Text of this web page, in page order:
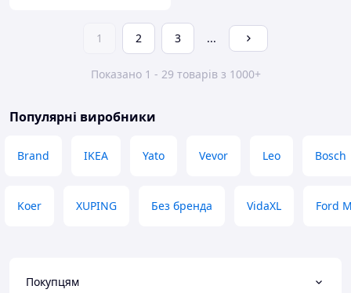
1 2 3 ...
Показано 1 - 29 товарів з 1000+
Популярні виробники
Brand IKEA Yato Vevor Leo Bosch
Koer XUPING Без бренда VidaXL Ford
Покупцям